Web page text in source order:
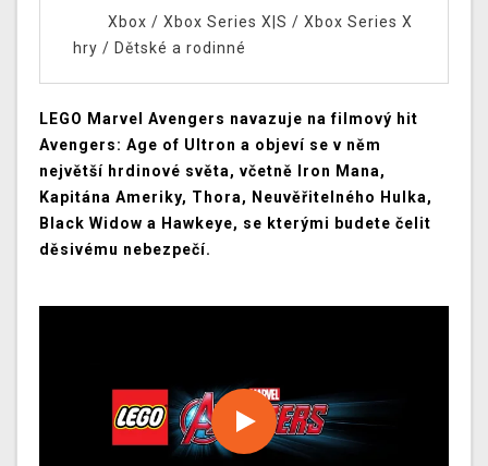
Xbox / Xbox Series X|S / Xbox Series X
hry / Dětské a rodinné
LEGO Marvel Avengers navazuje na filmový hit
Avengers: Age of Ultron a objeví se v něm
největší hrdinové světa, včetně Iron Mana,
Kapitána Ameriky, Thora, Neuvěřitelného Hulka,
Black Widow a Hawkeye, se kterými budete čelit
děsivému nebezpečí.